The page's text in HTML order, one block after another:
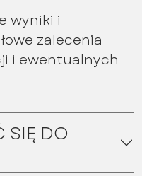
wyniki i
zalecenia
i ewentualnych
SIĘ DO